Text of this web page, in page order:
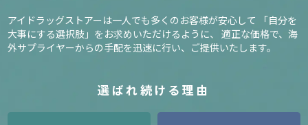
アイドラッグストアーは一人でも多くのお客様が安心して
「自分を
大事にする選択肢」をお求めいただけるように、
適正な価格で、海
外サプライヤーからの手配を迅速に行い、ご提供いたします。
選ばれ続ける理由